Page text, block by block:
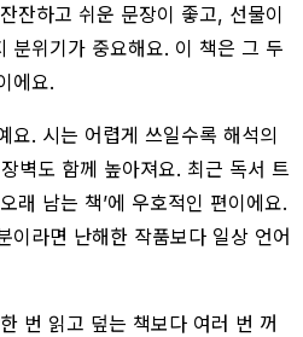
잔하고 쉬운 문장이 좋고, 선물이
분위기가 중요해요. 이 책은 그 두
에요.
요. 시는 어렵게 쓰일수록 해석의
벽도 함께 높아져요. 최근 독서 트
래 남는 책’에 우호적인 편이에요.
이라면 난해한 작품보다 일상 언어
번 읽고 덮는 책보다 여러 번 꺼